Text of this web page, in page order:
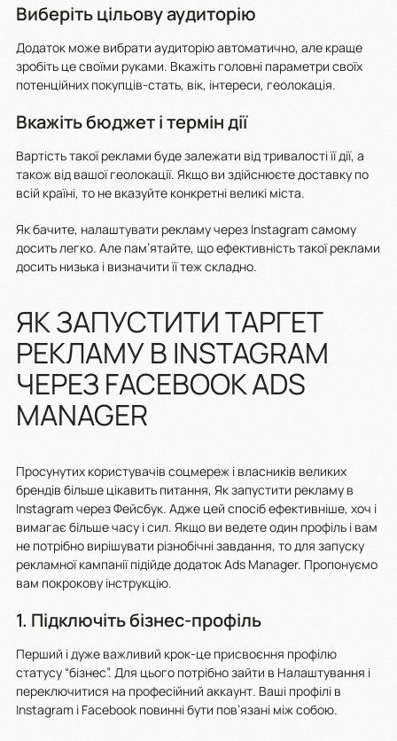
Виберіть цільову аудиторію
Додаток може вибрати аудиторію автоматично, але краще
зробіть це своїми руками. Вкажіть головні параметри своїх
потенційних покупців-стать, вік, інтереси, геолокація.
Вкажіть бюджет і термін дії
Вартість такої реклами буде залежати від тривалості її дії, а
також від вашої геолокації. Якщо ви здійснюєте доставку по
всій країні, то не вказуйте конкретні великі міста.
Як бачите, налаштувати рекламу через Instagram самому
досить легко. Але пам’ятайте, що ефективність такої реклами
досить низька і визначити її теж складно.
ЯК ЗАПУСТИТИ ТАРГЕТ
РЕКЛАМУ В INSTAGRAM
ЧЕРЕЗ FACEBOOK ADS
MANAGER
Просунутих користувачів соцмереж і власників великих
брендів більше цікавить питання, Як запустити рекламу в
Instagram через Фейсбук. Адже цей спосіб ефективніше, хоч і
вимагає більше часу і сил. Якщо ви ведете один профіль і вам
не потрібно вирішувати різнобічні завдання, то для запуску
рекламної кампанії підійде додаток Ads Manager. Пропонуємо
вам покрокову інструкцію.
1. Підключіть бізнес-профіль
Перший і дуже важливий крок-це присвоєння профілю
статусу “бізнес”. Для цього потрібно зайти в Налаштування і
переключитися на професійний аккаунт. Ваші профілі в
Instagram і Facebook повинні бути пов’язані між собою.